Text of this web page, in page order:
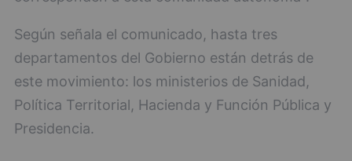
Según señala el comunicado, hasta tres
departamentos del Gobierno están detrás de
este movimiento: los ministerios de Sanidad,
Política Territorial, Hacienda y Función Pública y
Presidencia.